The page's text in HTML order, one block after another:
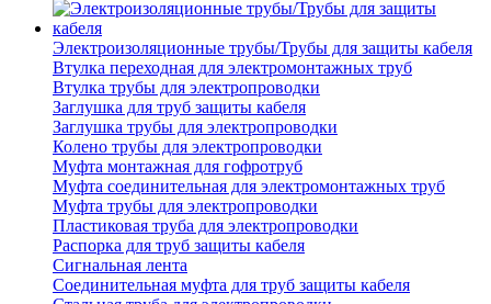
Электроизоляционные трубы/Трубы для защиты кабеля
Втулка переходная для электромонтажных труб
Втулка трубы для электропроводки
Заглушка для труб защиты кабеля
Заглушка трубы для электропроводки
Колено трубы для электропроводки
Муфта монтажная для гофротруб
Муфта соединительная для электромонтажных труб
Муфта трубы для электропроводки
Пластиковая труба для электропроводки
Распорка для труб защиты кабеля
Сигнальная лента
Соединительная муфта для труб защиты кабеля